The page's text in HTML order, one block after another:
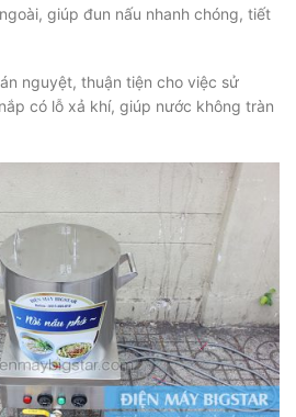
giúp đun nấu nhanh chóng, tiết
nguyệt, thuận tiện cho việc sử
có lỗ xả khí, giúp nước không tràn